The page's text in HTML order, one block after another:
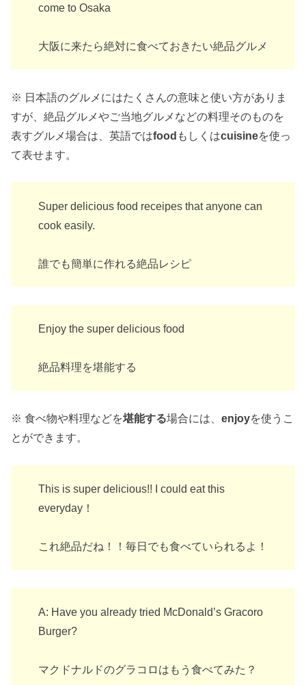
come to Osaka
大阪に来たら絶対に食べておきたい絶品グルメ
※ 日本語のグルメにはたくさんの意味と使い方がありま
すが、絶品グルメやご当地グルメなどの料理そのものを
表すグルメ場合は、英語ではfood もしくはcuisineを使っ
て表せます。
Super delicious food receipes that anyone can
cook easily.
誰でも簡単に作れる絶品レシピ
Enjoy the super delicious food
絶品料理を堪能する
※ 食べ物や料理などを堪能する場合には、enjoyを使うこ
とができます。
This is super delicious!! I could eat this
everyday！
これ絶品だね！！毎日でも食べていられるよ！
A: Have you already tried McDonald’s Gracoro
Burger?
マクドナルドのグラコロはもう食べてみた？